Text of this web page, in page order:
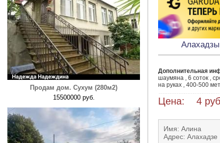
Продам дом. Сухум (280м2)
15500000 руб.
Дополнительная
шаумяна , 6 соток ,
на руках , 400-500
Цена: 4
Имя: Алина
Адрес: Алахадзе